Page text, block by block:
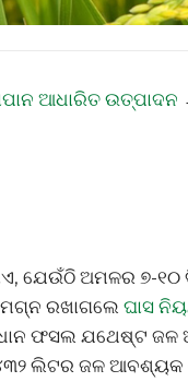
ଆଧାରିତ ଉତ୍ପାଦନ
ଯେଉଁଠି ଅମଳର ୭-
ରଖାଗଲେ ଘାସ
ଧାନ ଫସଲ ଯଥେଷ୍ଟ
ଲିଟର ଜଳ